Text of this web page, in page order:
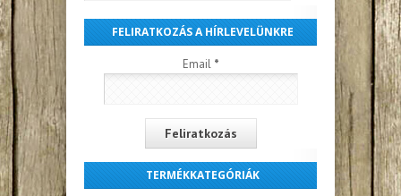
FELIRATKOZÁS A HÍRLEVELÜNKRE
Email *
TERMÉKKATEGÓRIÁK